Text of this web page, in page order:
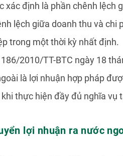
xác định là phần chênh lệch
lệch giữa doanh thu và
trong một thời kỳ nhất định.
2010/TT-BTC ngày 18
là lợi nhuận hợp pháp
khi thực hiện đầy đủ nghĩa vụ
lợi nhuận ra nước